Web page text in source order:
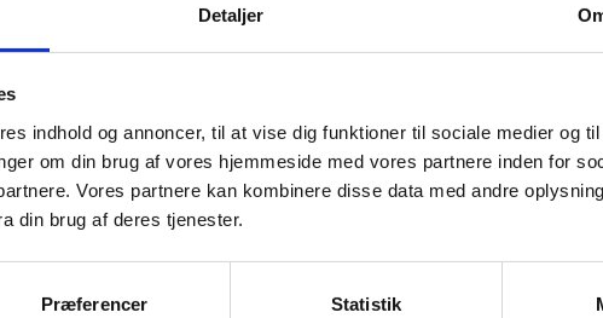
Detaljer
indhold og annoncer, til at vise dig funktioner til sociale medier og
om din brug af vores hjemmeside med vores partnere inden for
Vores partnere kan kombinere disse data med andre
din brug af deres tjenester.
Præferencer Statistik